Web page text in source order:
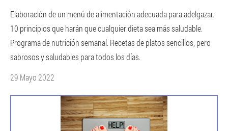
Elaboración de un menú de alimentación adecuada para adelgazar.
10 principios que harán que cualquier dieta sea más saludable.
Programa de nutrición semanal. Recetas de platos sencillos, pero
sabrosos y saludables para todos los días.
29 Mayo 2022